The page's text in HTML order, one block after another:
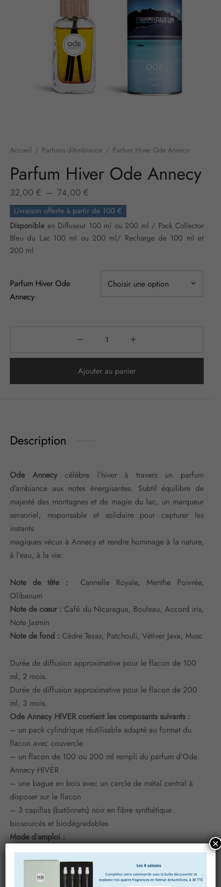
Accueil / Parfums d'Ambiance / Parfum Hiver Ode Annecy
Parfum Hiver Ode Annecy
32,00 € – 74,00 €
de prix :
32,00 €
à
Livraison offerte à partir de 100 €
Disponible en Diffuseur 100 ml ou 200 ml / Pack Collector
Bleu du Lac 100 ml ou 200 ml/ Recharge de 100 ml et
200 ml
Parfum Hiver Ode
Annecy
Ajouter au panier
Description
Ode Annecycélèbre l’hiver à travers un parfum
d’ambiance aux notes énergisantes. Subtil équilibre de
majesté des montagnes et de magie du lac, un marqueur
sensoriel, responsable et solidaire pour capturer les
instants
magiques vécus à Annecy et rendre hommage à la nature,
à l’eau, à la vie.
Note de tête : Cannelle Royale, Menthe Poivrée,
Olibanum
Note de cœur : Café du Nicaragua, Bouleau, Accord iris,
Note Jasmin
Note de fond : Cèdre Texas, Patchouli, Vétiver Java, Musc
Durée de diffusion approximative pour le flacon de 100
ml, 2 mois.
Durée de diffusion approximative pour le flacon de 200
ml, 3 mois.
Ode Annecy HIVER contient les composants suivants :
– un pack cylindrique réutilisable adapté au format du
flacon avec couvercle
– un flacon de 100 ou 200 ml rempli du parfum d’Ode
Annecy HIVER
– une bague en bois avec un cercle de métal central à
disposer sur le flacon
– 3 capillas (batônnets) noir en fibre synthétique
biosourcés et biodégradables
Mode d’emploi :
– Desceller la protection plastique du bouchon
– Enlever le bouchon, à conserver pour réutilisation du
×